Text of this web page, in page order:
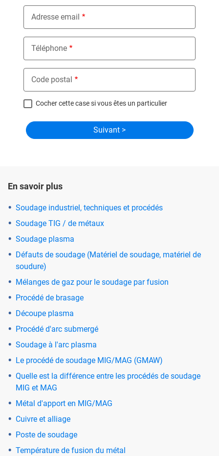
Adresse email
Téléphone
Code postal
Cocher cette case si vous êtes un particulier
En savoir plus
Soudage industriel, techniques et procédés
Soudage TIG / de métaux
Soudage plasma
Défauts de soudage (Matériel de soudage, matériel de
soudure)
Mélanges de gaz pour le soudage par fusion
Procédé de brasage
Découpe plasma
Procédé d'arc submergé
Soudage à l'arc plasma
Le procédé de soudage MIG/MAG (GMAW)
Quelle est la différence entre les procédés de soudage
MIG et MAG
Métal d'apport en MIG/MAG
Cuivre et alliage
Poste de soudage
Température de fusion du métal